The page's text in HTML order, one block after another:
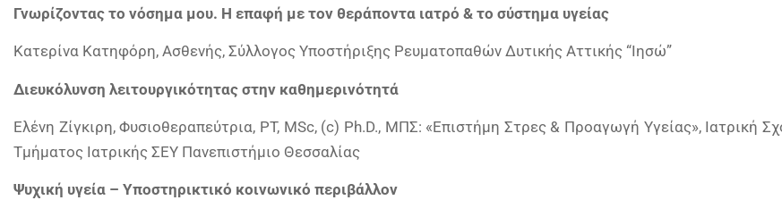
Γνωρίζοντας το νόσημα μου. Η επαφή με τον θεράποντα ιατρό & το σύστημα υγείας
Κατερίνα Κατηφόρη, Ασθενής, Σύλλογος Υποστήριξης Ρευματοπαθών Δυτικής Αττικής “Ιησώ”
Διευκόλυνση λειτουργικότητας στην καθημερινότητά
Ελένη Ζίγκιρη, Φυσιοθεραπεύτρια, PT, MSc, (c) Ph.D., ΜΠΣ: «Επιστήμη Στρες & Προαγωγή Υγείας», Ιατρική
Τμήματος Ιατρικής ΣΕΥ Πανεπιστήμιο Θεσσαλίας
Ψυχική υγεία – Υποστηρικτικό κοινωνικό περιβάλλον